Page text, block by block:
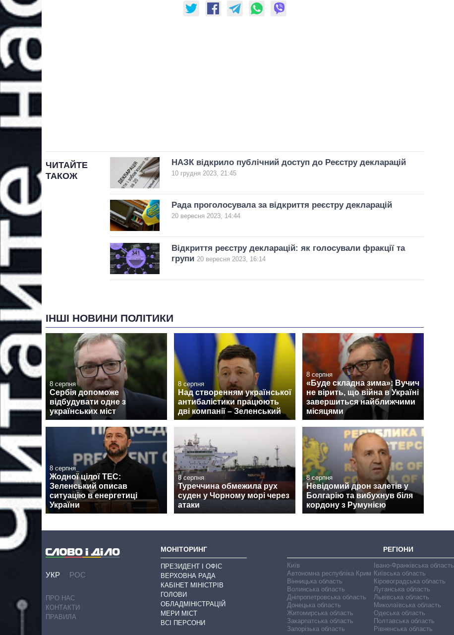
ЧИТАЙТЕ
ТАКОЖ
НАЗК відкрило публічний доступ до Реєстру декларацій
10 грудня 2023, 21:45
Рада проголосувала за відкриття реєстру декларацій
20 вересня 2023, 14:44
Відкриття реєстру декларацій: як голосували фракції та
групи 20 вересня 2023, 16:14
ІНШІ НОВИНИ ПОЛІТИКИ
8 серпня
Сербія допоможе
відбудувати одне з
українських міст
8 серпня
Над створенням української
антибалістики працюють
дві компанії – Зеленський
8 серпня
«Буде складна зима»: Вучич
не вірить, що війна в Україні
завершиться найближчими
місяцями
8 серпня
Жодної цілої ТЕС:
Зеленський описав
ситуацію в енергетиці
України
8 серпня
Туреччина обмежила рух
суден у Чорному морі через
атаки
8 серпня
Невідомий дрон залетів у
Болгарію та вибухнув біля
кордону з Румунією
УКР РОС
ПРО НАС
КОНТАКТИ
ПРАВИЛА
МОНІТОРИНГ
ПРЕЗИДЕНТ І ОФІС
ВЕРХОВНА РАДА
КАБІНЕТ МІНІСТРІВ
ГОЛОВИ
ОБЛАДМІНІСТРАЦІЙ
МЕРИ МІСТ
ВСІ ПЕРСОНИ
РЕГІОНИ
Київ
Автономна республіка Крим
Вінницька область
Волинська область
Дніпропетровська область
Донецька область
Житомирська область
Закарпатська область
Запорізька область
Івано-Франківська область
Київська область
Кіровоградська область
Луганська область
Львівська область
Миколаївська область
Одеська область
Полтавська область
Рівненська область